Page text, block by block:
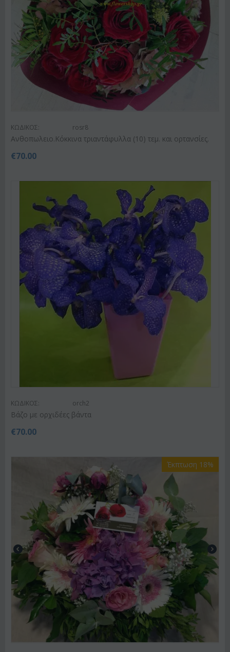
ΚΩΔΙΚΟΣ: rosr8
Ανθοπωλειο.Κόκκινα τριαντάφυλλα (10) τεμ. και ορτανσίες.
€70.00
ΚΩΔΙΚΟΣ: orch2
Βάζο με ορχιδέες βάντα
€70.00
Έκπτωση 18%